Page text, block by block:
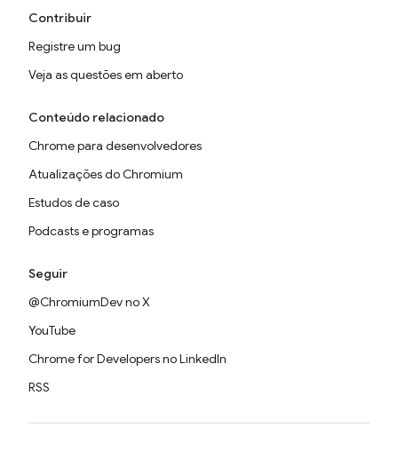
Contribuir
Registre um bug
Veja as questões em aberto
Conteúdo relacionado
Chrome para desenvolvedores
Atualizações do Chromium
Estudos de caso
Podcasts e programas
Seguir
@ChromiumDev no X
YouTube
Chrome for Developers no LinkedIn
RSS